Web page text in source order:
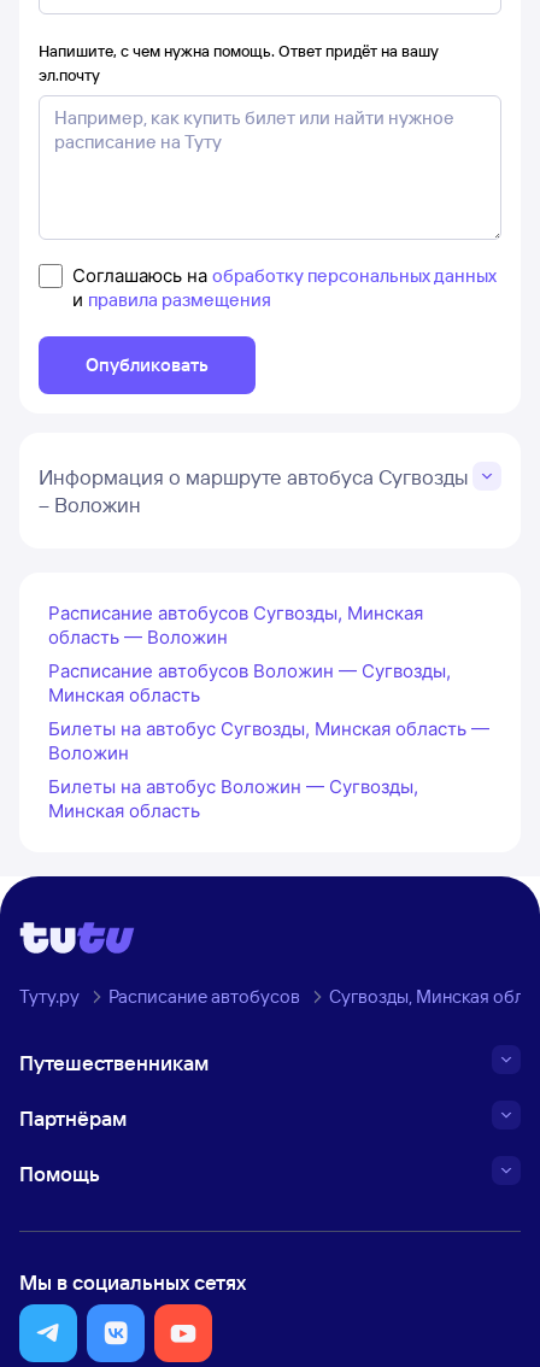
Напишите, с чем нужна помощь. Ответ придёт на вашу
эл.почту
Соглашаюсь на обработку персональных данных
и правила размещения
Опубликовать
Информация о маршруте автобуса Сугвозды
– Воложин
Расписание автобусов Сугвозды, Минская
область — Воложин
Расписание автобусов Воложин — Сугвозды,
Минская область
Билеты на автобус Сугвозды, Минская область —
Воложин
Билеты на автобус Воложин — Сугвозды,
Минская область
Туту.ру Расписание автобусов Сугвозды, Минская
Путешественникам
Партнёрам
Помощь
Мы в социальных сетях